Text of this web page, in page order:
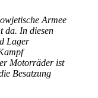
Armee
da. In diesen
Lager
Motorräder ist
Besatzung